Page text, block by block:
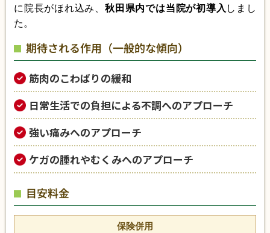
に院長がほれ込み、秋田県内では当院が初導入 しまし
た。
期待される作用（一般的な傾向）
筋肉のこわばりの緩和
日常生活での負担による不調へのアプローチ
強い痛みへのアプローチ
ケガの腫れやむくみへのアプローチ
目安料金
保険併用